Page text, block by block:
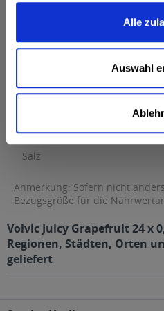
Alle
Auswahl
Fett
davon gesättigte Fettsäuren
Kohlenhydrate
Eiweiß
Salz
Anmerkung: Sofern nicht
Bezugsgröße für die
Volvic Juicy Grapefruit 24 x
Regionen, Städten, Orten
geliefert